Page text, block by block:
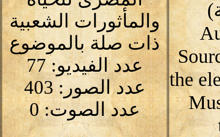
the
والمأثورات الشعبية
ذات صلة بالموضوع
عدد الفيديو: 77
عدد الصور: 403
عدد الصوت: 0